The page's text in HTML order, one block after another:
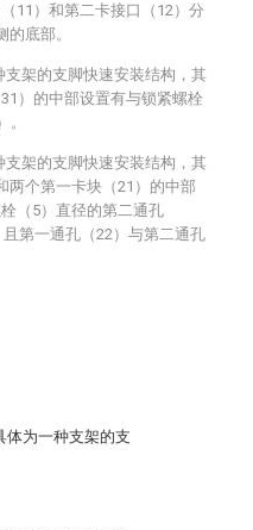
体为一种支架的支
11）和第二卡接口（12）分
底部。
支架的支脚快速安装结构，其
）的中部设置有与锁紧螺栓
。
支架的支脚快速安装结构，其
两个第一卡块（21）的中部
（5）直径的第二通孔
且第一通孔（22）与第二通孔